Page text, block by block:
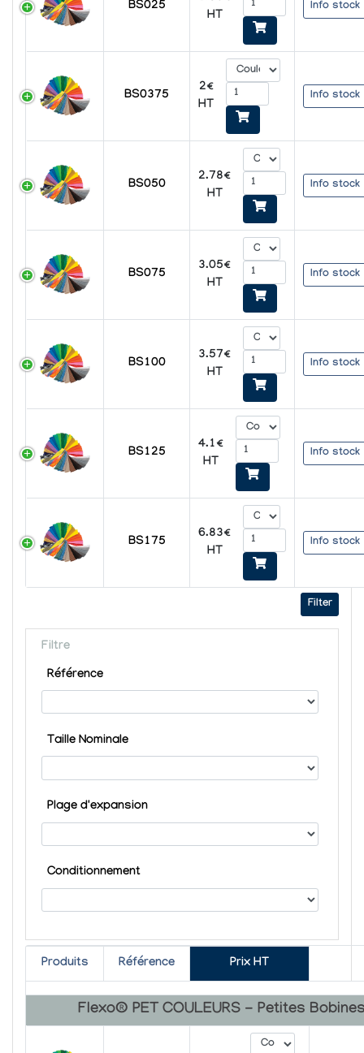
BS025
HT
Info stock
BS0375
2€
HT
Info stock
BS050
2.78€
HT
Info stock
BS075
3.05€
HT
Info stock
BS100
3.57€
HT
Info stock
BS125
4.1€
HT
Info stock
BS175
6.83€
HT
Info stock
Filter
Filtre
Référence
Taille Nominale
Plage d'expansion
Conditionnement
Produits Référence Prix HT
Flexo® PET COULEURS - Petites